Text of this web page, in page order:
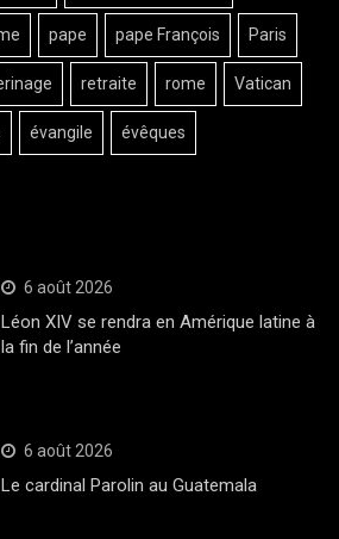
pape pape François Paris
retraite rome Vatican
évangile évêques
6 août 2026
Léon XIV se rendra en Amérique latine à
la fin de l’année
6 août 2026
Le cardinal Parolin au Guatemala